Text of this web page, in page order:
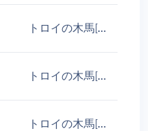
トロイの木馬[ダウンローダー]/MSOffice.Agent.n
トロイの木馬[ダウンローダー]/MSOffice.Agent.n
トロイの木馬[ダウンローダー]/MSOffice.Agent.cf